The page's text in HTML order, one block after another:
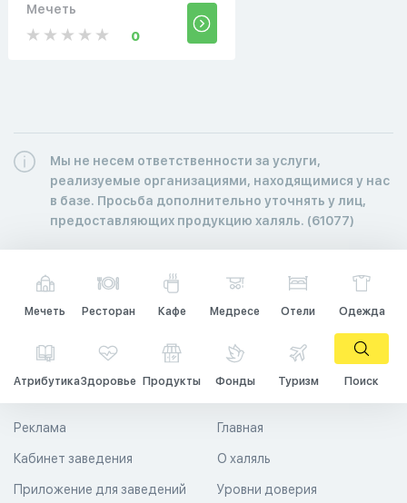
Мечеть
0
Мы не несем ответственности за услуги,
реализуемые организациями, находящимися у нас
в базе. Просьба дополнительно уточнять у лиц,
предоставляющих продукцию халяль. (61077)
Мечеть Ресторан Кафе Медресе Отели Одежда
АтрибутикаЗдоровье Продукты Фонды Туризм Поиск
Главная
О халяль
Уровни доверия
Реклама
Кабинет заведения
Приложение для заведений